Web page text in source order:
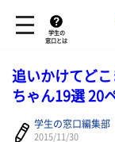
学生の
窓口とは
追いかけてど
ちゃん19選 20
学生の窓口編集部
2015/11/30